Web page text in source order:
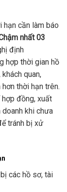
hạn cần làm báo
nhất 03
định
hợp thời gian hồ
quan,
thời hạn trên.
đồng, xuất
khi chưa
tránh bị xử
các hồ sơ, tài